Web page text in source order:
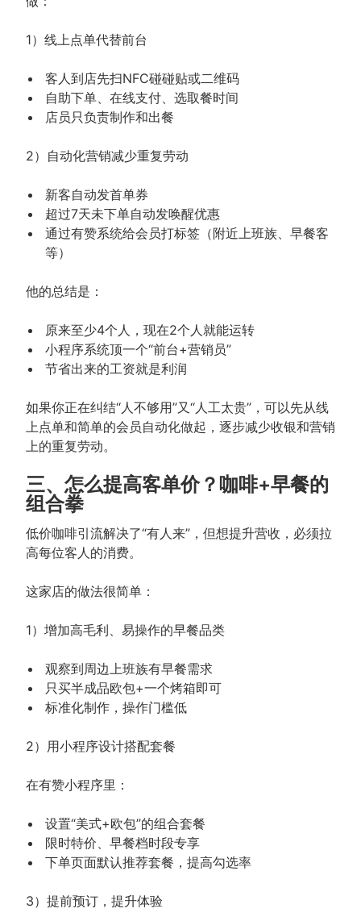
1）线上点单代替前台
客人到店先扫NFC碰碰贴或二维码
自助下单、在线支付、选取餐时间
店员只负责制作和出餐
2）自动化营销减少重复劳动
新客自动发首单券
超过7天未下单自动发唤醒优惠
通过有赞系统给会员打标签（附近上班族、早餐客
等）
他的总结是：
原来至少4个人，现在2个人就能运转
小程序系统顶一个“前台+营销员”
节省出来的工资就是利润
如果你正在纠结“人不够用”又“人工太贵”，可以先从线
上点单和简单的会员自动化做起，逐步减少收银和营销
上的重复劳动。
三、怎么提高客单价？咖啡+早餐的
组合拳
低价咖啡引流解决了“有人来”，但想提升营收，必须拉
高每位客人的消费。
这家店的做法很简单：
1）增加高毛利、易操作的早餐品类
观察到周边上班族有早餐需求
只买半成品欧包+一个烤箱即可
标准化制作，操作门槛低
2）用小程序设计搭配套餐
在有赞小程序里：
设置“美式+欧包”的组合套餐
限时特价、早餐档时段专享
下单页面默认推荐套餐，提高勾选率
3）提前预订，提升体验